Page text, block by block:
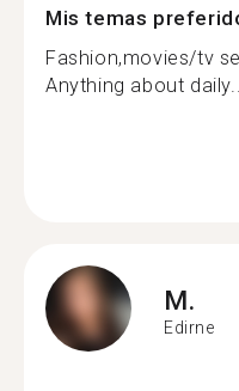
Mis temas
Fashion,movies/tv
Anything about
M.
Edirne